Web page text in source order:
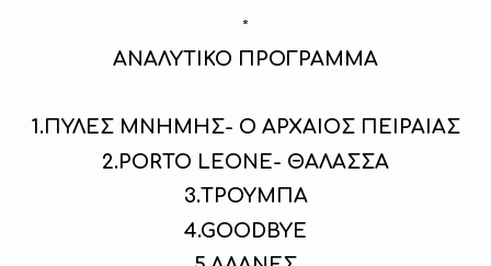
*
ΑΝΑΛΥΤΙΚΟ ΠΡΟΓΡΑΜΜΑ
1.ΠΥΛΕΣ ΜΝΗΜΗΣ- Ο ΑΡΧΑΙΟΣ ΠΕΙΡΑΙΑΣ
2.PORTO LEONE- ΘΑΛΑΣΣΑ
3.ΤΡΟΥΜΠΑ
4.GOODBYE